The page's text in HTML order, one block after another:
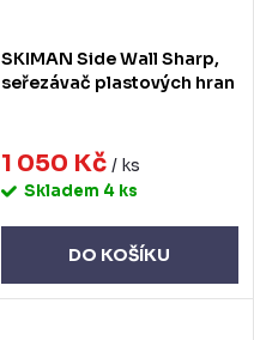
SKIMAN Side Wall Sharp,
seřezávač plastových hran
1 050 Kč / ks
Skladem 4 ks
DO KOŠÍKU